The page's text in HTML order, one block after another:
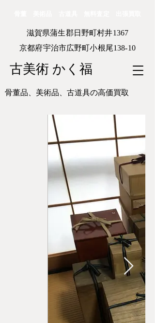
古美術 かく福
京都府宇治市広野町小根尾138-10
滋賀県蒲生郡日野町村井1367
骨董品、美術品、古道具の高価買取